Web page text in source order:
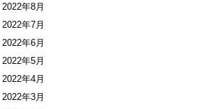
2022年8月
2022年7月
2022年6月
2022年5月
2022年4月
2022年3月